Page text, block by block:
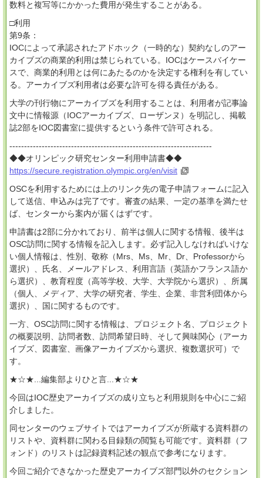
数料と複写等にかかった費用が発生することがある。
□利用
第9条：
IOCによって承認されたアドホック（一時的な）契約なしのアー
カイブズの商業的利用は禁じられている。IOCはケースバイケー
スで、商業的利用とは何にあたるのかを決定する権利を有してい
る。アーカイブズ利用者は必要な許可を得る責任がある。
大学の刊行物にアーカイブズを利用することは、利用者が記事論
文中に情報源（IOCアーカイブズ、ローザンヌ）を明記し、掲載
誌2部をIOC図書室に提供するという条件で許可される。
---------------------------------------------------------------------
◆◆オリンピック研究センター利用申請書◆◆
https://secure.registration.olympic.org/en/visit
OSCを利用するためには上のリンク先の電子申請フォームに記入
して送信、申込みは完了です。審査の結果、一定の基準を満たせ
ば、センターから案内が届くはずです。
申請書は2部に分かれており、前半は個人に関する情報、後半は
OSC訪問に関する情報を記入します。必ず記入しなければいけな
い個人情報は、性別、敬称（Mrs、Ms、Mr、Dr、Professorから
選択）、氏名、メールアドレス、利用言語（英語かフランス語か
ら選択）、教育程度（高等学校、大学、大学院から選択）、所属
（個人、メディア、大学の研究者、学生、企業、非営利団体から
選択）、国に関するものです。
一方、OSC訪問に関する情報は、プロジェクト名、プロジェクト
の概要説明、訪問者数、訪問希望日時、そして興味関心（アーカ
イブズ、図書室、画像アーカイブズから選択、複数選択可）で
す。
★☆★...編集部よりひと言...★☆★
今回はIOC歴史アーカイブズの成り立ちと利用規則を中心にご紹
介しました。
同センターのウェブサイトではアーカイブズが所蔵する資料群の
リストや、資料群に関わる目録類の閲覧も可能です。資料群（フ
ォンド）のリストは記録資料記述の観点で参考になります。
今回ご紹介できなかった歴史アーカイブズ部門以外のセクション